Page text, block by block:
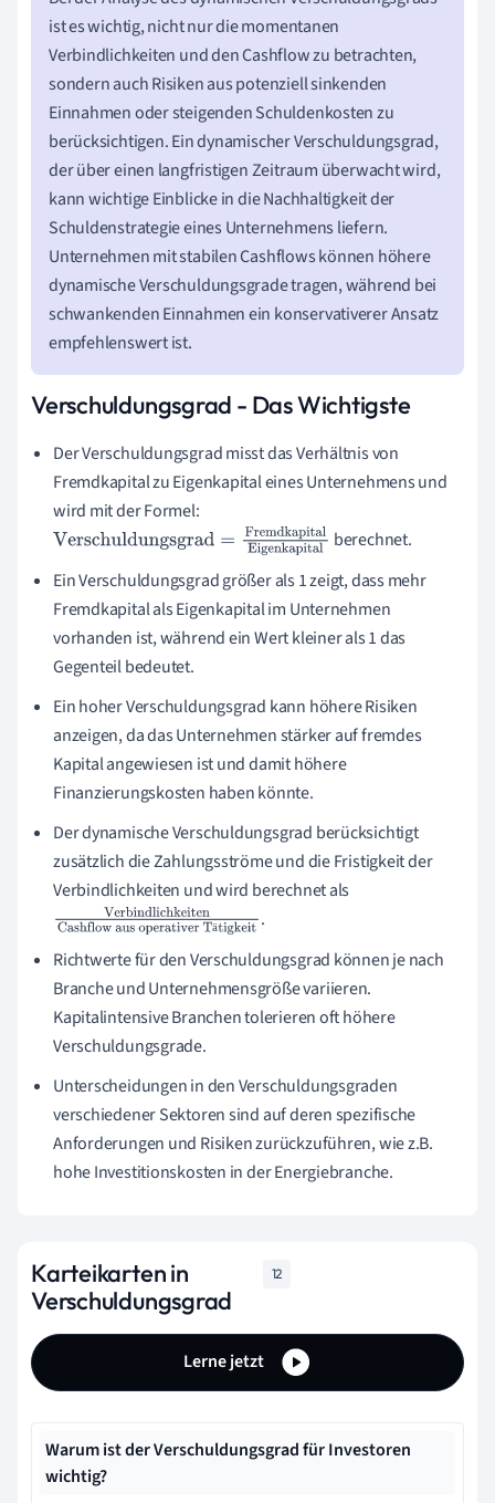
ist es wichtig, nicht nur die momentanen
Verbindlichkeiten und den Cashflow zu betrachten,
sondern auch Risiken aus potenziell sinkenden
Einnahmen oder steigenden Schuldenkosten zu
berücksichtigen. Ein dynamischer Verschuldungsgrad,
der über einen langfristigen Zeitraum überwacht wird,
kann wichtige Einblicke in die Nachhaltigkeit der
Schuldenstrategie eines Unternehmens liefern.
Unternehmen mit stabilen Cashflows können höhere
dynamische Verschuldungsgrade tragen, während bei
schwankenden Einnahmen ein konservativerer Ansatz
empfehlenswert ist.
Verschuldungsgrad - Das Wichtigste
Der Verschuldungsgrad misst das Verhältnis von
Fremdkapital zu Eigenkapital eines Unternehmens und
wird mit der Formel:
Verschuldungsgrad=FremdkapitalEige
nkapital
berechnet.
Ein Verschuldungsgrad größer als 1 zeigt, dass mehr
Fremdkapital als Eigenkapital im Unternehmen
vorhanden ist, während ein Wert kleiner als 1 das
Gegenteil bedeutet.
Ein hoher Verschuldungsgrad kann höhere Risiken
anzeigen, da das Unternehmen stärker auf fremdes
Kapital angewiesen ist und damit höhere
Finanzierungskosten haben könnte.
Der dynamische Verschuldungsgrad berücksichtigt
zusätzlich die Zahlungsströme und die Fristigkeit der
Verbindlichkeiten und wird berechnet als
ä
VerbindlichkeitenCashflow
aus operativer Tätigkeit
.
Richtwerte für den Verschuldungsgrad können je nach
Branche und Unternehmensgröße variieren.
Kapitalintensive Branchen tolerieren oft höhere
Verschuldungsgrade.
Unterscheidungen in den Verschuldungsgraden
verschiedener Sektoren sind auf deren spezifische
Anforderungen und Risiken zurückzuführen, wie z.B.
hohe Investitionskosten in der Energiebranche.
Karteikarten in
Verschuldungsgrad
12
Lerne jetzt
Warum ist der Verschuldungsgrad für Investoren
wichtig?